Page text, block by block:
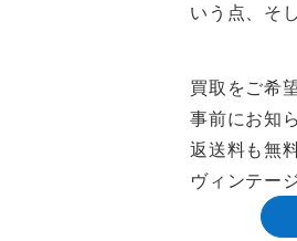
いう点、そ
買取をご希
事前にお知
返送料も無
ヴィンテー